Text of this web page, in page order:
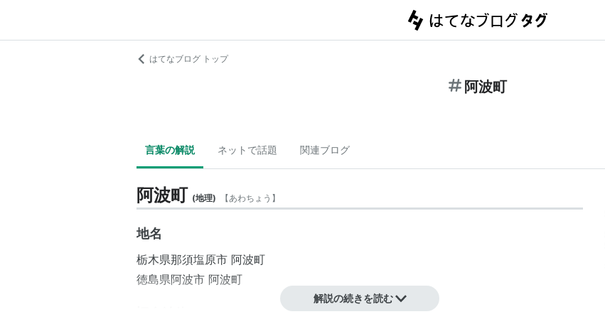
はてなブログ トップ
阿波町
言葉の解説 ネットで話題 関連ブログ
阿波町 (地理) 【あわちょう 】
地名
栃木県那須塩原市 阿波町
徳島県阿波市 阿波町
解説の続きを読む